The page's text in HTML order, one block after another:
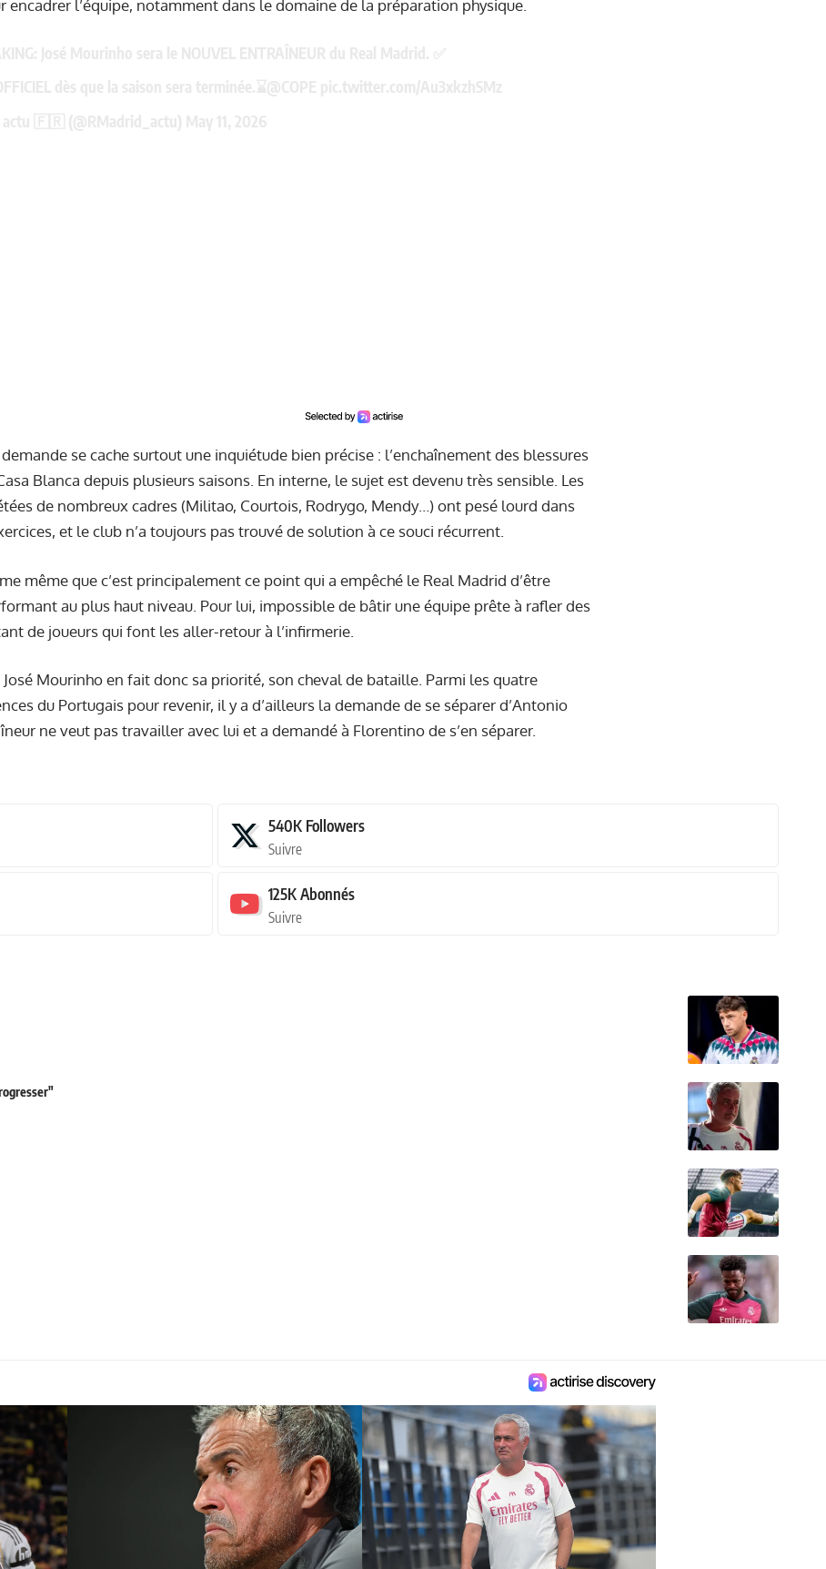
encadrer l’équipe, notamment dans le domaine de la préparation physique.
se cache surtout une inquiétude bien précise : l’enchaînement des blessures
Blanca depuis plusieurs saisons. En interne, le sujet est devenu très sensible. Les
de nombreux cadres (Militao, Courtois, Rodrygo, Mendy…) ont pesé lourd dans
et le club n’a toujours pas trouvé de solution à ce souci récurrent.
même que c’est principalement ce point qui a empêché le Real Madrid d’être
au plus haut niveau. Pour lui, impossible de bâtir une équipe prête à rafler des
de joueurs qui font les aller-retour à l’infirmerie.
José Mourinho en fait donc sa priorité, son cheval de bataille. Parmi les quatre
du Portugais pour revenir, il y a d’ailleurs la demande de se séparer d’Antonio
ne veut pas travailler avec lui et a demandé à Florentino de s’en séparer.
540K Followers
Suivre
125KAbonnés
Suivre